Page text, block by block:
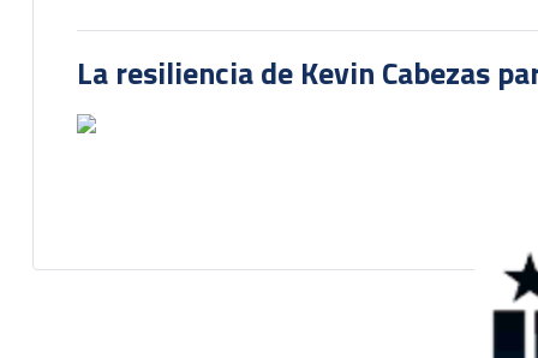
La resiliencia de Kevin Cabezas